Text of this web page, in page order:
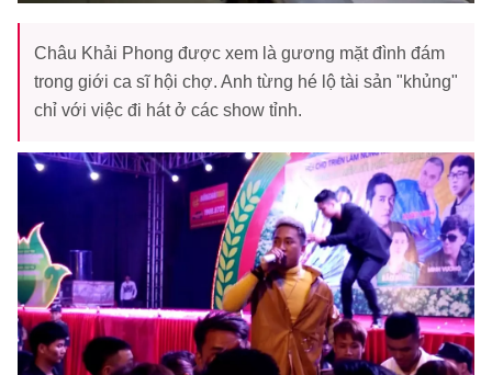
Châu Khải Phong được xem là gương mặt đình đám
trong giới ca sĩ hội chợ. Anh từng hé lộ tài sản "khủng"
chỉ với việc đi hát ở các show tỉnh.